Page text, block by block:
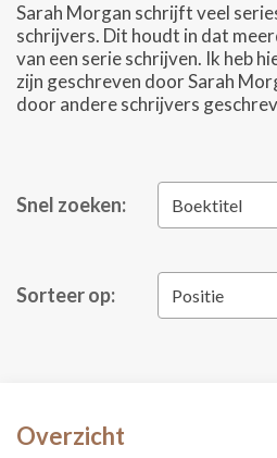
Sarah Morgan schrijft veel
schrijvers. Dit houdt in dat
van een serie schrijven. Ik heb
zijn geschreven door Sarah
door andere schrijvers
Snel zoeken: Boektitel
Sorteer op: Positie
Overzicht